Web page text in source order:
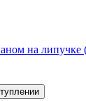
на липучке